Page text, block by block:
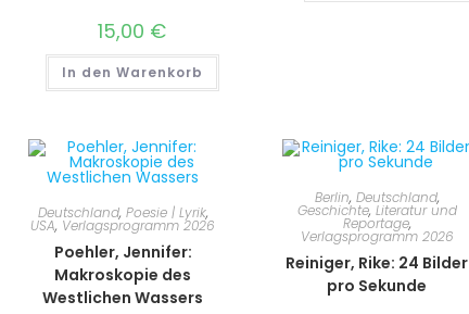
15,00 €
In den Warenkorb
Deutschland, Poesie | Lyrik,
USA, Verlagsprogramm 2026
Poehler, Jennifer:
Makroskopie des
Westlichen Wassers
Berlin, Deutschland,
Geschichte, Literatur und
Reportage,
Verlagsprogramm 2026
Reiniger, Rike: 24 Bilder
pro Sekunde